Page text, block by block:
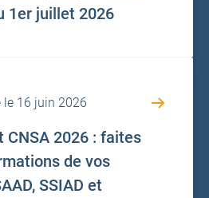
1er juillet 2026
le 16 juin 2026
CNSA 2026 : faites
de vos
SSIAD et